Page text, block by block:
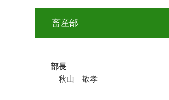
畜産部
部長
秋山 敬孝